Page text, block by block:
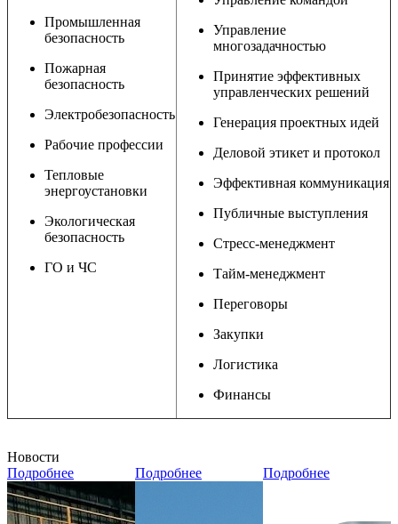
Промышленная
безопасность
Пожарная
безопасность
Электробезопасность
Рабочие профессии
Тепловые
энергоустановки
Экологическая
безопасность
ГО и ЧС
Управление
многозадачностью
Принятие эффективных
управленческих решений
Генерация проектных идей
Деловой этикет и протокол
Эффективная коммуникация
Публичные выступления
Cтресс-менеджмент
Тайм-менеджмент
Переговоры
Закупки
Логистика
Финансы
Новости
Подробнее
Подробнее Подробнее